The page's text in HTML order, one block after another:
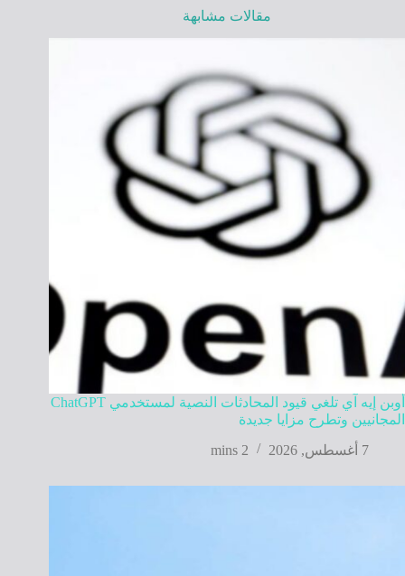
مقالات مشابهة
أوبن إيه آي تلغي قيود المحادثات النصية لمستخدمي ChatGPT
المجانيين وتطرح مزايا جديدة
7 أغسطس, 2026
2 mins